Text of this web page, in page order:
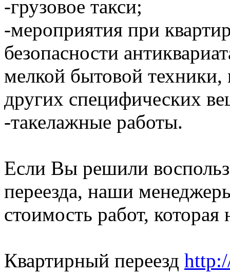
-грузовое такси;
-мероприятия при
безопасности
мелкой бытовой техники,
других специфических
-такелажные работы.
Если Вы решили
переезда, наши
стоимость работ, которая
Квартирный переезд